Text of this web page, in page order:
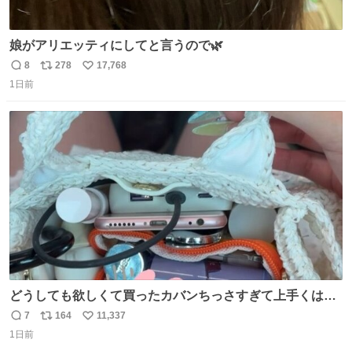
娘がアリエッティにしてと言うので🌿
返
信
8
リ
数
278
い
17,768
1日前
どうしても欲しくて買ったカバンちっさすぎて上手くはめ
ないと荷物入らん。女のカバンってなんでこんなちっさい
の
返
信
7
リ
164
い
11,337
1日前